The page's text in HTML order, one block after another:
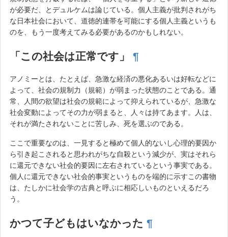
が必要だ、とデュルケムは論じている。個人主義が批判されがち
な日本社会において、道徳的連帯を可能にする個人主義というも
のを、もう一度考えてみる必要があるのかもしれない。
「この社会は正常です」 ¶
アノミーとは、たとえば、急激な経済の悪化あるいは好転などに
よって、社会の規制力（規範）が弱まった状態のことである。通
常、人間の欲望は社会の規範によって抑えられているが、急激な
社会変動によってその力が弱まると、人々は持てあます。人は、
それが満たされないことに苦しみ、死を選ぶのである。
ここで重要なのは、一見すると極めて個人的ないし心理的要因か
ら引き起こされると思われがちな自殺という減少が、実はそれら
に還元できない社会的要因に左右されているという事実である。
個人に還元できない社会的事実というものを端的に示すこの書物
は、たしかに社会学の古典と呼ぶに相応しいものといえるだろ
う。
かつて子どもはいなかった ¶